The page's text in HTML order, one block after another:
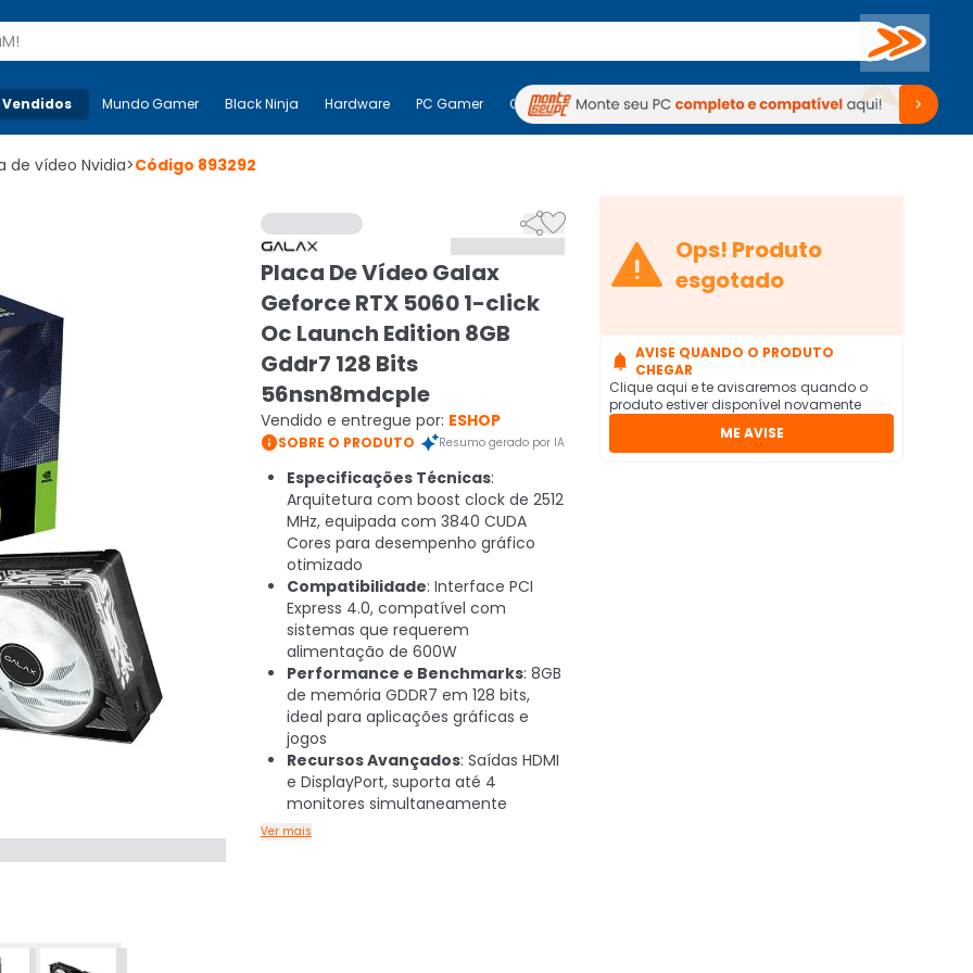
Buscar
Mais-v- Mundo Gamer Black Ninja Hardware PC Gamer Computadores Periféricos TV Venda no KaBuM!
Mundo Gamer Black Ninja Hardware PC Gamer Computadores Periféricos TV Venda no KaBuM!
de vídeo Nvidia>Código 893292

Placa De Vídeo Galax
Geforce RTX 5060 1-click
Oc Launch Edition 8GB
Gddr7 128 Bits
56nsn8mdcple
Vendido e entregue por: ESHOP
SOBRE O PRODUTO Resumo gerado por IA
Especificações Técnicas:
Arquitetura com boost clock de 2512
MHz, equipada com 3840 CUDA
Cores para desempenho gráfico
otimizado
Compatibilidade: Interface PCI
Express 4.0, compatível com
sistemas que requerem
alimentação de 600W
Performance e Benchmarks: 8GB
de memória GDDR7 em 128 bits,
ideal para aplicações gráficas e
jogos
Recursos Avançados: Saídas HDMI
e DisplayPort, suporta até 4
monitores simultaneamente
Ver mais
 Ops! Produto
esgotado
 AVISE QUANDO O PRODUTO
CHEGAR
Clique aqui e te avisaremos quando o
produto estiver disponível novamente
ME AVISE